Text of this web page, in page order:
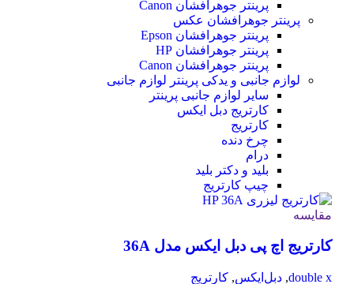
پرینتر جوهرافشان Canon
پرینتر جوهرافشان عکس
پرینتر جوهرافشان Epson
پرینتر جوهرافشان HP
پرینتر جوهرافشان Canon
لوازم جانبی و یدکی پرینتر لوازم جانبی
سایر لوازم جانبی پرینتر
کارتریج دبل ایکس
کارتریج
چرخ دنده
درام
بلید و دکتر بلید
چیپ کارتریج
مقایسه
کارتریج اچ پی دبل ایکس مدل 36A
double x
, دبل‌ایکس, کارتریج